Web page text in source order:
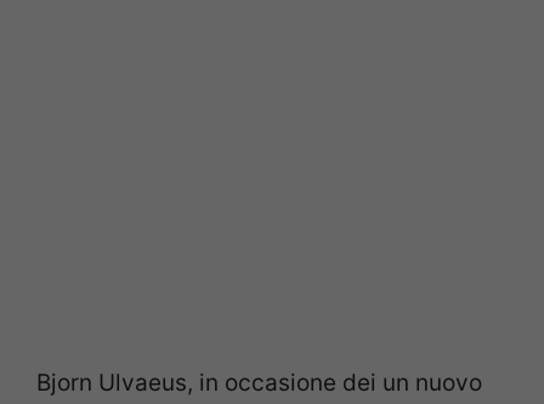
Bjorn Ulvaeus, in occasione dei un nuovo